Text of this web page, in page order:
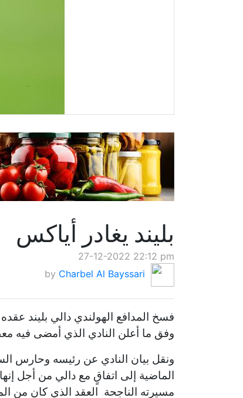
بليند يغادر أياكس
27-12-2022 22:12 pm
by Charbel Al Bayssari
وفق ما أعلن النادي الذي أمضى فيه
ونقل بيان النادي عن رئيسه وحارس
الماضية إلى اتفاقٍ مع دالي من أجل